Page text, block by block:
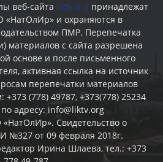
веб-сайта liktv.org принадлежат
и охраняются в
ПМР. Перепечатка
материалов c сайта разрешена
основе и после письменного
активная ссылка на источник
перепечатки материалов
(778) 49787, +373(778) 25234
адресу: info@liktv.org
Свидетельство о
№327 от 09 февраля 2018г.
Ирина Шлаева, тел.: +373